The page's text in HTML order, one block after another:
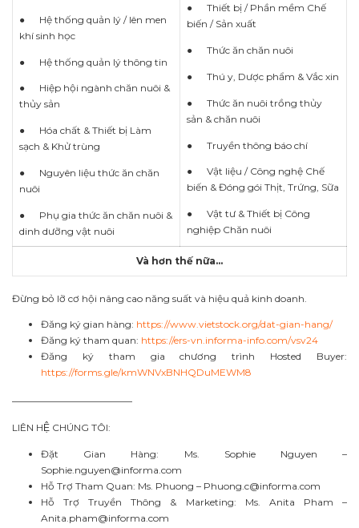
● Hệ thống quản lý / lên men
khí sinh học
● Hệ thống quản lý thông tin
● Hiệp hội ngành chăn nuôi &
thủy sản
● Hóa chất & Thiết bị Làm
sạch & Khử trùng
● Nguyên liệu thức ăn chăn
nuôi
● Phụ gia thức ăn chăn nuôi &
dinh dưỡng vật nuôi
● Thiết bị / Phần mềm Chế
biến / Sản xuất
● Thức ăn chăn nuôi
● Thú y, Dược phẩm & Vắc xin
● Thức ăn nuôi trồng thủy
sản & chăn nuôi
● Truyền thông báo chí
● Vật liệu / Công nghệ Chế
biến & Đóng gói Thịt, Trứng, Sữa
● Vật tư & Thiết bị Công
nghiệp Chăn nuôi
Và hơn thế nữa…
Đừng bỏ lỡ cơ hội nâng cao năng suất và hiệu quả kinh doanh.
Đăng ký gian hàng: https://www.vietstock.org/dat-gian-hang/
Đăng ký tham quan: https://ers-vn.informa-info.com/vsv24
Đăng ký tham gia chương trình Hosted Buyer:
https://forms.gle/kmWNVxBNHQDuMEWM8
————————————–
LIÊN HỆ CHÚNG TÔI:
Đặt Gian Hàng: Ms. Sophie Nguyen –
Sophie.nguyen@informa.com
Hỗ Trợ Tham Quan: Ms. Phuong – Phuong.c@informa.com
Hỗ Trợ Truyền Thông & Marketing: Ms. Anita Pham –
Anita.pham@informa.com